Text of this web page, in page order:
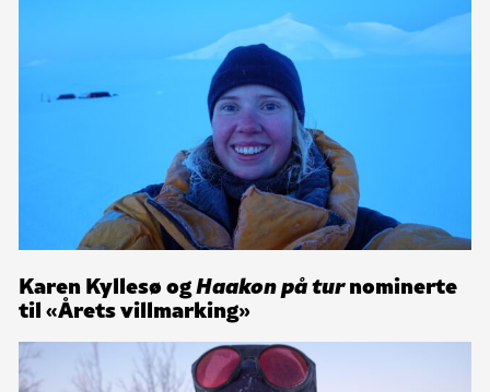
Karen Kyllesø ogHaakon på turnominerte
til «Årets villmarking»